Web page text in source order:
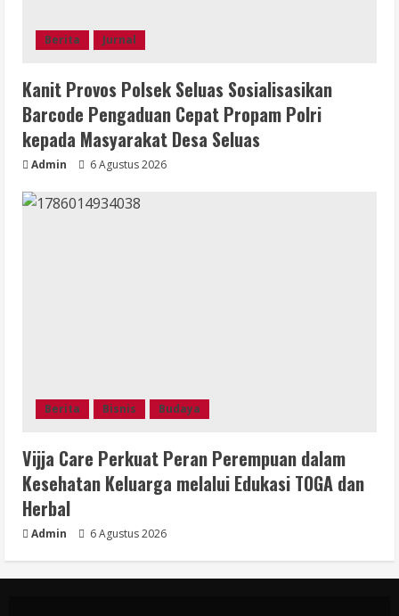
Berita Jurnal
Kanit Provos Polsek Seluas Sosialisasikan
Barcode Pengaduan Cepat Propam Polri
kepada Masyarakat Desa Seluas
Admin 6 Agustus 2026
Berita Bisnis Budaya
Vijja Care Perkuat Peran Perempuan dalam
Kesehatan Keluarga melalui Edukasi TOGA dan
Herbal
Admin 6 Agustus 2026